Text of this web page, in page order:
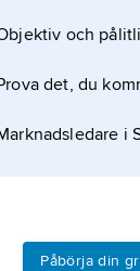
och
det, du
i
Påbörja din